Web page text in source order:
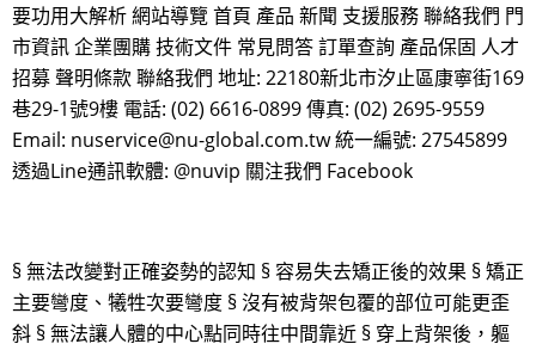
要功用大解析 網站導覽 首頁 產品 新聞 支援服務 聯絡我們 門
市資訊 企業團購 技術文件 常見問答 訂單查詢 產品保固 人才
招募 聲明條款 聯絡我們 地址: 22180新北市汐止區康寧街169
巷29-1號9樓 電話: (02) 6616-0899 傳真: (02) 2695-9559
Email: nuservice@nu-global.com.tw 統一編號: 27545899
透過Line通訊軟體: @nuvip 關注我們 Facebook
§ 無法改變對正確姿勢的認知 § 容易失去矯正後的效果 § 矯正
主要彎度、犧牲次要彎度 § 沒有被背架包覆的部位可能更歪
斜 § 無法讓人體的中心點同時往中間靠近 § 穿上背架後，軀